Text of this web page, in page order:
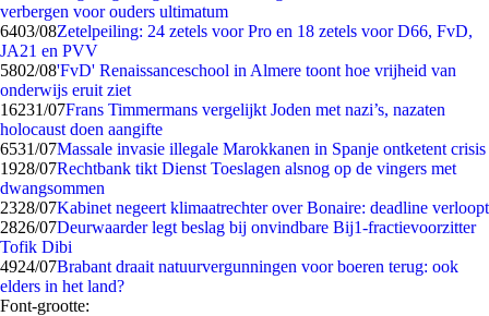
verbergen voor ouders ultimatum
6403/08Zetelpeiling: 24 zetels voor Pro en 18 zetels voor D66, FvD,
JA21 en PVV
5802/08'FvD' Renaissanceschool in Almere toont hoe vrijheid van
onderwijs eruit ziet
16231/07Frans Timmermans vergelijkt Joden met nazi’s, nazaten
holocaust doen aangifte
6531/07Massale invasie illegale Marokkanen in Spanje ontketent crisis
1928/07Rechtbank tikt Dienst Toeslagen alsnog op de vingers met
dwangsommen
2328/07Kabinet negeert klimaatrechter over Bonaire: deadline verloopt
2826/07Deurwaarder legt beslag bij onvindbare Bij1-fractievoorzitter
Tofik Dibi
4924/07Brabant draait natuurvergunningen voor boeren terug: ook
elders in het land?
Font-grootte: